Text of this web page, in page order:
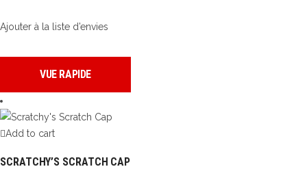
Ajouter à la liste d’envies
VUE RAPIDE
Add to cart
SCRATCHY’S SCRATCH CAP